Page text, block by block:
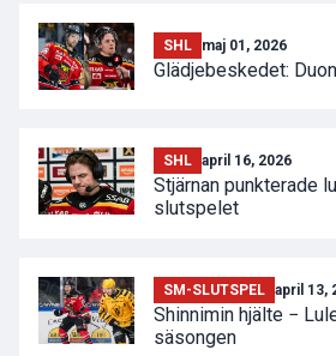
SHL maj 01, 2026
Glädjebeskedet:
SHL april 16, 2026
Stjärnan punkterade
slutspelet
SM-SLUTSPEL april 13,
Shinnimin hjälte −
säsongen